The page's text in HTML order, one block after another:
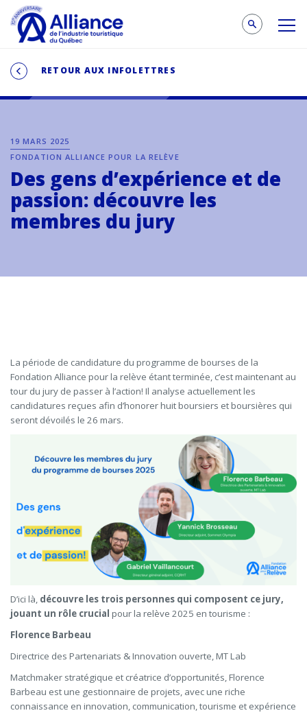
RETOUR AUX INFOLETTRES
19 MARS 2025
FONDATION ALLIANCE POUR LA RELÈVE
Des gens d’expérience et de
passion: découvre les
membres du jury
La période de candidature du programme de bourses de la
Fondation Alliance pour la relève étant terminée, c’est maintenant au
tour du jury de passer à l’action! Il analyse actuellement les
candidatures reçues afin d’honorer huit boursiers et boursières qui
seront dévoilés le 26 mars.
D’ici là, découvre les trois personnes qui composent ce jury,
jouant un rôle crucial pour la relève 2025 en tourisme :
Florence Barbeau
Directrice des Partenariats & Innovation ouverte, MT Lab
Matchmaker stratégique et créatrice d’opportunités, Florence
Barbeau est une gestionnaire de projets, avec une riche
connaissance en innovation, communication, tourisme et expérience